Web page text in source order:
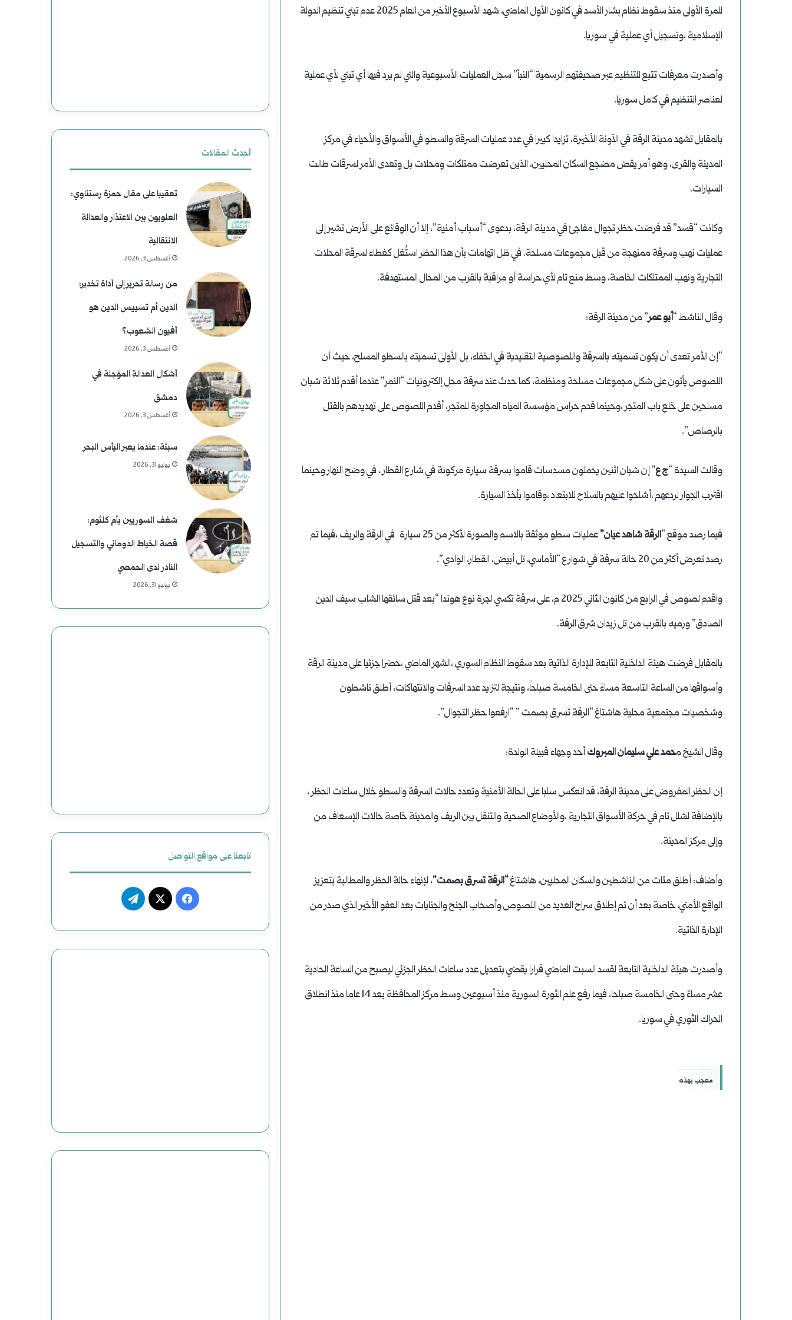
للمرة الأولى منذ سقوط نظام بشار الأسد في كانون الأول الماضي، شهد الأسبوع الأخير من العام 2025 عدم تبني تنظيم الدولة
الإسلامية ،وتسجيل أي عملية في سوريا.
وأصدرت معرفات تتبع للتنظيم عبر صحيفتهم الرسمية “النبأ” سجل العمليات الأسبوعية والتي لم يرد فيها أي تبني لأي عملية
لعناصر التنظيم في كامل سوريا.
بالمقابل تشهد مدينة الرقة في الآونة الأخيرة، تزايدا كبيرا في عدد عمليات السرقة والسطو في الأسواق والأحياء في مركز
المدينة والقرى، وهو أمر يقض مضجع السكان المحليين، الذين تعرضت ممتلكات ومحلات بل وتعدى الأمر لسرقات طالت
السيارات.
وكانت “قسد” قد فرضت حظر تجوال مفاجئ في مدينة الرقة، بدعوى “أسباب أمنية”، إلا أن الوقائع على الأرض تشير إلى
عمليات نهب وسرقة ممنهجة من قبل مجموعات مسلحة. في ظل اتهامات بأن هذا الحظر استُغل كغطاء لسرقة المحلات
التجارية ونهب الممتلكات الخاصة، وسط منع تام لأي حراسة أو مراقبة بالقرب من المحال المستهدفة.
وقال الناشط “أبو عمر” من مدينة الرقة:
“إن الأمر تعدى أن يكون تسميته بالسرقة واللصوصية التقليدية في الخفاء، بل الأولى تسميته بالسطو المسلح، حيث أن
اللصوص يأتون على شكل مجموعات مسلحة ومنظمة، كما حدث عند سرقة محل إلكترونيات “النمر” عندما أقدم ثلاثة شبان
مسلحين على خلع باب المتجر ،وحينما قدم حراس مؤسسة المياه المجاورة للمتجر، أقدم اللصوص على تهديدهم بالقتل
بالرصاص”.
وقالت السيدة “ج ع” إن شبان اثنين يحملون مسدسات قاموا بسرقة سيارة مركونة في شارع القطار ، في وضح النهار وحينما
اقترب الجوار لردعهم ،أشاحوا عليهم بالسلاح للابتعاد ،وقاموا بأخذ السيارة.
فيما رصد موقع “الرقة شاهد عيان”
عمليات سطو موثقة بالاسم والصورة لأكثر من 25 سيارة في الرقة والريف ،فيما تم
رصد تعرض أكثر من 20 حالة سرقة في شوارع “الأماسي، تل أبيض، القطار، الوادي”.
واقدم لصوص في الرابع من كانون الثاني 2025 م، على سرقة تكسي اجرة نوع هوندا “بعد قتل سائقها الشاب سيف الدين
الصادق” ورميه بالقرب من تل زيدان شرق الرقة.
بالمقابل فرضت هيئة الداخلية التابعة للإدارة الذاتية بعد سقوط النظام السوري ،الشهر الماضي ،حضرا جزئيا على مدينة الرقة
وأسواقها من الساعة التاسعة مساءً حتى الخامسة صباحاً، ونتيجة لتزايد عدد السرقات والانتهاكات، أطلق ناشطون
وشخصيات مجتمعية محلية هاشتاغ “الرقة تسرق بصمت ” “ارفعوا حظر التجوال”.
وقال الشيخ محمد علي سليمان المبروك أحد وجهاء قبيلة الولدة:
إن الحظر المفروض على مدينة الرقة، قد انعكس سلبا على الحالة الأمنية وتعدد حالات السرقة والسطو خلال ساعات الحظر ،
بالإضافة لشلل تام في حركة الأسواق التجارية ،والأوضاع الصحية والتنقل بين الريف والمدينة خاصة حالات الإسعاف من
وإلى مركز المدينة.
وأضاف: أطلق مئات من الناشطين والسكان المحليين، هاشتاغ“الرقة تسرق بصمت”، لإنهاء حالة الحظر والمطالبة بتعزيز
الواقع الأمني، خاصة بعد أن تم إطلاق سراح العديد من اللصوص وأصحاب الجنح والجنايات بعد العفو الأخير الذي صدر من
الإدارة الذاتية.
وأصدرت هيئة الداخلية التابعة لقسد السبت الماضي قرارا يقضي بتعديل عدد ساعات الحظر الجزئي ليصبح من الساعة الحادية
عشر مساءً وحتى الخامسة صباحا، فيما رفع علم الثورة السورية منذ أسبوعين وسط مركز المحافظة بعد 14 عاما منذ انطلاق
الحراك الثوري في سوريا.
معجب بهذه:
أحدث المقالات
تعقيبا على مقال حمزة رستناوي:
العلويون بين الاعتذار والعدالة
الانتقالية
أغسطس 3, 2026
من رسالة تحرير إلى أداة تخدير:
الدين أم تسييس الدين هو
أفيون الشعوب؟
أغسطس 3, 2026
أشكال العدالة المؤجلة في
دمشق
أغسطس 3, 2026
سبتة: عندما يعبر اليأس البحر
يوليو 31, 2026
شغف السوريين بأم كلثوم:
قصة الخياط الدوماني والتسجيل
النادر لدى الحمصي
يوليو 31, 2026
تابعنا على مواقع التواصل
فيسبوك
‫X تيلقرام